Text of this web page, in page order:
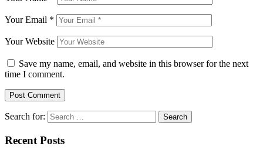
Your Email *
Your Website
Save my name, email, and website in this browser for the next
time I comment.
Search for:
Recent Posts